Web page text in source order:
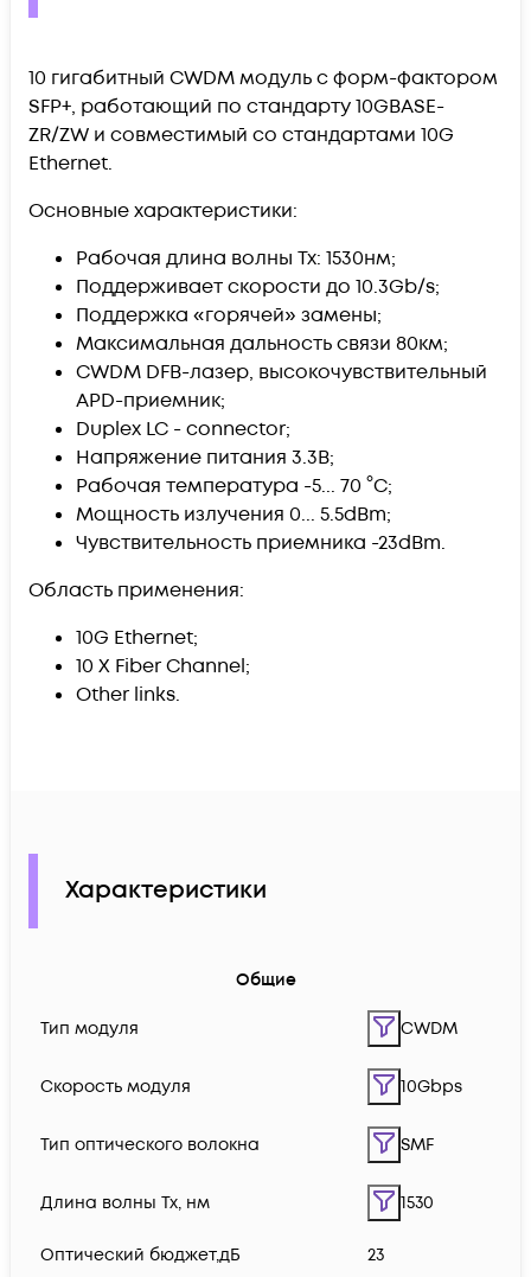
10 гигабитный CWDM модуль с форм-фактором
SFP+, работающий по стандарту 10GBASE-
ZR/ZW и совместимый со стандартами 10G
Ethernet.
Основные характеристики:
Рабочая длина волны Tx: 1530нм;
Поддерживает скорости до 10.3Gb/s;
Поддержка «горячей» замены;
Максимальная дальность связи 80км;
CWDM DFB-лазер, высокочувствительный
APD-приемник;
Duplex LC - connector;
Напряжение питания 3.3В;
Рабочая температура -5... 70 °C;
Мощность излучения 0... 5.5dBm;
Чувствительность приемника -23dBm.
Область применения:
10G Ethernet;
10 X Fiber Channel;
Other links.
Характеристики
Общие
Тип модуля CWDM
Скорость модуля 10Gbps
Тип оптического волокна SMF
Длина волны Tx, нм 1530
Оптический бюджет,дБ 23